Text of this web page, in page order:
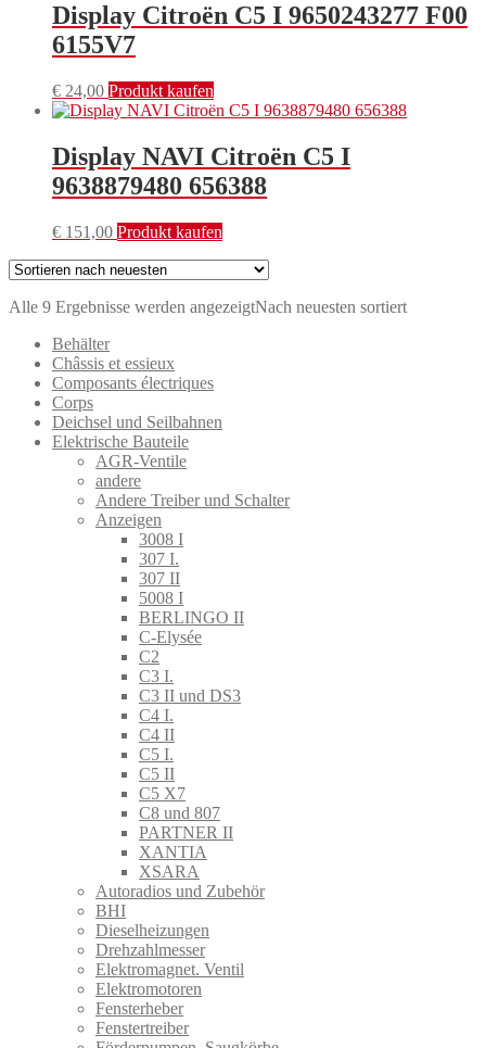
Display Citroën C5 I 9650243277 F00
6155V7
€ 24,00 Produkt kaufen
Display NAVI Citroën C5 I
9638879480 656388
€ 151,00 Produkt kaufen
Alle 9 Ergebnisse werden angezeigtNach neuesten sortiert
Behälter
Châssis et essieux
Composants électriques
Corps
Deichsel und Seilbahnen
Elektrische Bauteile
AGR-Ventile
andere
Andere Treiber und Schalter
Anzeigen
3008 I
307 I.
307 II
5008 I
BERLINGO II
C-Elysée
C2
C3 I.
C3 II und DS3
C4 I.
C4 II
C5 I.
C5 II
C5 X7
C8 und 807
PARTNER II
XANTIA
XSARA
Autoradios und Zubehör
BHI
Dieselheizungen
Drehzahlmesser
Elektromagnet. Ventil
Elektromotoren
Fensterheber
Fenstertreiber